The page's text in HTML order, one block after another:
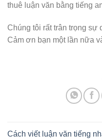
thuê luận văn bằng tiếng
Chúng tôi rất trân trọng sự
Cảm ơn bạn một lần nữa
Cách viết luận văn tiếng